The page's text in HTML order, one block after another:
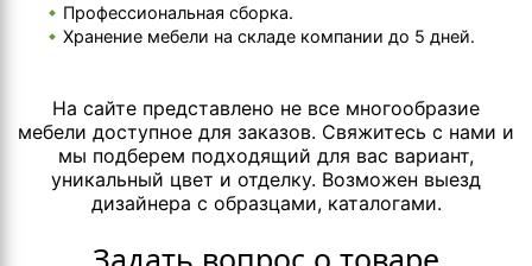
Профессиональная сборка.
Хранение мебели на складе компании до 5 дней.
На сайте представлено не все многообразие
мебели доступное для заказов. Свяжитесь с нами и
мы подберем подходящий для вас вариант,
уникальный цвет и отделку. Возможен выезд
дизайнера с образцами, каталогами.